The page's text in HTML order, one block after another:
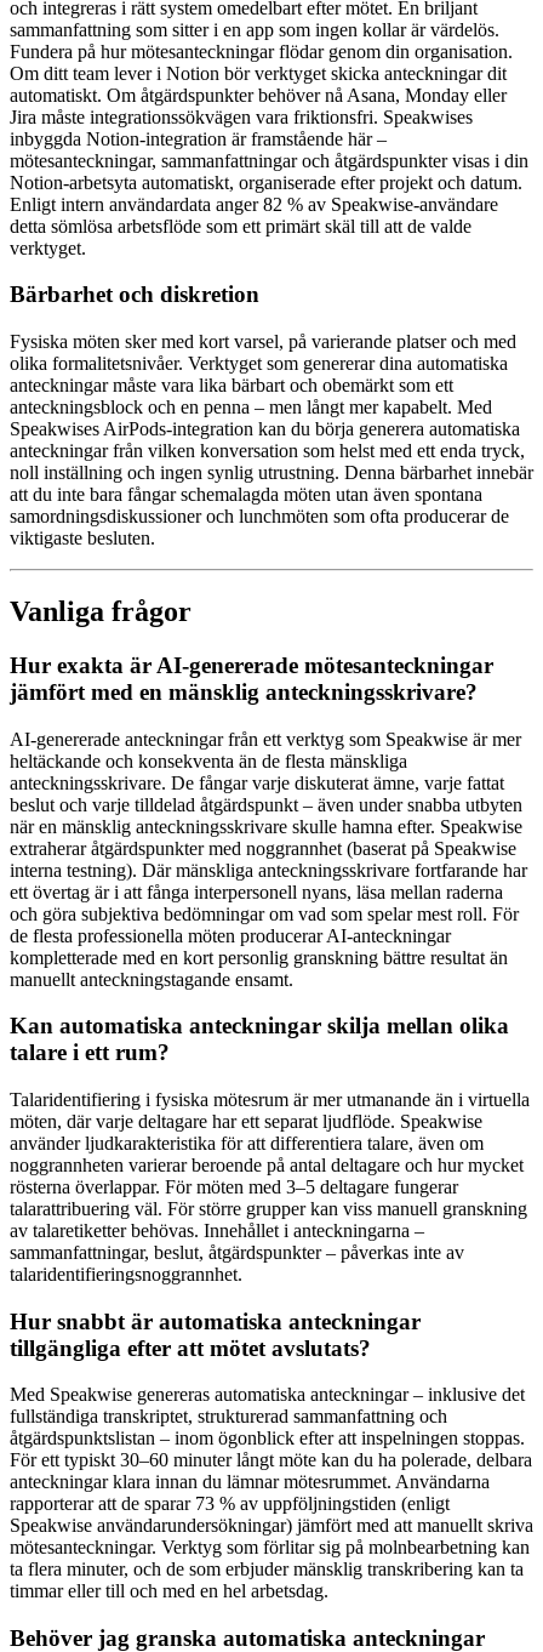
och integreras i rätt system omedelbart efter mötet. En briljant
sammanfattning som sitter i en app som ingen kollar är värdelös.
Fundera på hur mötesanteckningar flödar genom din organisation.
Om ditt team lever i Notion bör verktyget skicka anteckningar dit
automatiskt. Om åtgärdspunkter behöver nå Asana, Monday eller
Jira måste integrationssökvägen vara friktionsfri. Speakwises
inbyggda Notion-integration är framstående här –
mötesanteckningar, sammanfattningar och åtgärdspunkter visas i din
Notion-arbetsyta automatiskt, organiserade efter projekt och datum.
Enligt intern användardata anger 82 % av Speakwise-användare
detta sömlösa arbetsflöde som ett primärt skäl till att de valde
verktyget.
Bärbarhet och diskretion
Fysiska möten sker med kort varsel, på varierande platser och med
olika formalitetsnivåer. Verktyget som genererar dina automatiska
anteckningar måste vara lika bärbart och obemärkt som ett
anteckningsblock och en penna – men långt mer kapabelt. Med
Speakwises AirPods-integration kan du börja generera automatiska
anteckningar från vilken konversation som helst med ett enda tryck,
noll inställning och ingen synlig utrustning. Denna bärbarhet innebär
att du inte bara fångar schemalagda möten utan även spontana
samordningsdiskussioner och lunchmöten som ofta producerar de
viktigaste besluten.
Vanliga frågor
Hur exakta är AI-genererade mötesanteckningar
jämfört med en mänsklig anteckningsskrivare?
AI-genererade anteckningar från ett verktyg som Speakwise är mer
heltäckande och konsekventa än de flesta mänskliga
anteckningsskrivare. De fångar varje diskuterat ämne, varje fattat
beslut och varje tilldelad åtgärdspunkt – även under snabba utbyten
när en mänsklig anteckningsskrivare skulle hamna efter. Speakwise
extraherar åtgärdspunkter med noggrannhet (baserat på Speakwise
interna testning). Där mänskliga anteckningsskrivare fortfarande har
ett övertag är i att fånga interpersonell nyans, läsa mellan raderna
och göra subjektiva bedömningar om vad som spelar mest roll. För
de flesta professionella möten producerar AI-anteckningar
kompletterade med en kort personlig granskning bättre resultat än
manuellt anteckningstagande ensamt.
Kan automatiska anteckningar skilja mellan olika
talare i ett rum?
Talaridentifiering i fysiska mötesrum är mer utmanande än i virtuella
möten, där varje deltagare har ett separat ljudflöde. Speakwise
använder ljudkarakteristika för att differentiera talare, även om
noggrannheten varierar beroende på antal deltagare och hur mycket
rösterna överlappar. För möten med 3–5 deltagare fungerar
talarattribuering väl. För större grupper kan viss manuell granskning
av talaretiketter behövas. Innehållet i anteckningarna –
sammanfattningar, beslut, åtgärdspunkter – påverkas inte av
talaridentifieringsnoggrannhet.
Hur snabbt är automatiska anteckningar
tillgängliga efter att mötet avslutats?
Med Speakwise genereras automatiska anteckningar – inklusive det
fullständiga transkriptet, strukturerad sammanfattning och
åtgärdspunktslistan – inom ögonblick efter att inspelningen stoppas.
För ett typiskt 30–60 minuter långt möte kan du ha polerade, delbara
anteckningar klara innan du lämnar mötesrummet. Användarna
rapporterar att de sparar 73 % av uppföljningstiden (enligt
Speakwise användarundersökningar) jämfört med att manuellt skriva
mötesanteckningar. Verktyg som förlitar sig på molnbearbetning kan
ta flera minuter, och de som erbjuder mänsklig transkribering kan ta
timmar eller till och med en hel arbetsdag.
Behöver jag granska automatiska anteckningar